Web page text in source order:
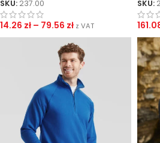
SKU: 237.00
14.26 zł – 79.56 zł z VAT
SKU: